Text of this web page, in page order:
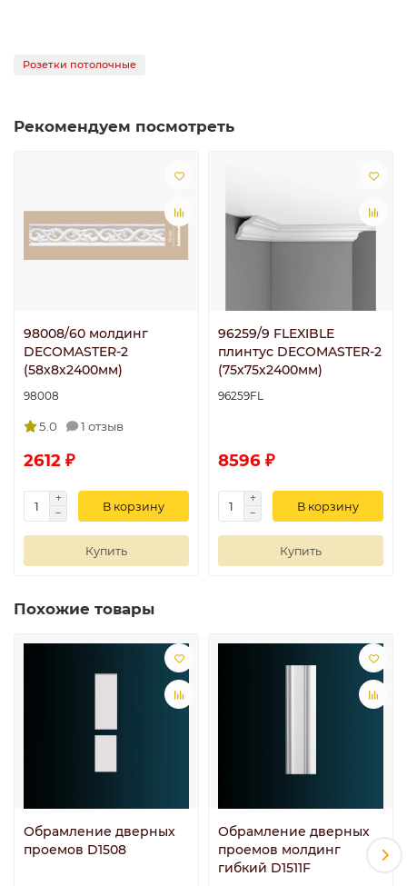
Розетки потолочные
Рекомендуем посмотреть
98008/60 молдинг
DECOMASTER-2
(58х8х2400мм)
98008
5.0 1 отзыв
2612 ₽
В корзину
Купить
96259/9 FLEXIBLE
плинтус DECOMASTER-2
(75х75х2400мм)
96259FL
8596 ₽
В корзину
Купить
Похожие товары
Обрамление дверных
проемов D1508
Обрамление дверных
проемов молдинг
гибкий D1511F